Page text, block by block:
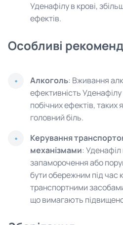
Уденафілу в крові,
ефектів.
Особливі
Алкоголь: Вживання
ефективність
побічних ефектів,
головний біль.
Керування
механізмами:
запаморочення або
бути обережним під час
транспортними
що вимагають